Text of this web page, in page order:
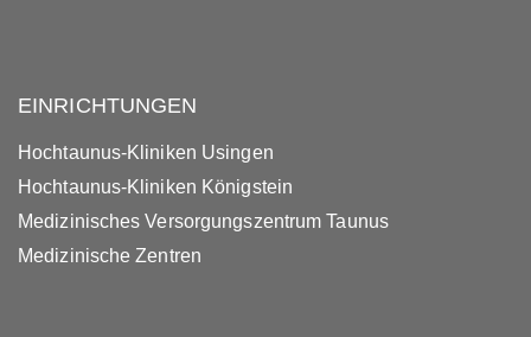
EINRICHTUNGEN
Hochtaunus-Kliniken Usingen
Hochtaunus-Kliniken Königstein
Medizinisches Versorgungszentrum Taunus
Medizinische Zentren